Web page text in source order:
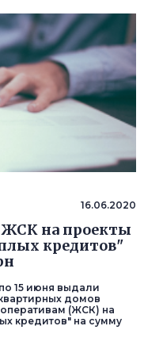
16.06.2020
на проекты
кредитов"
15 июня выдали
домов
(ЖСК) на
кредитов" на сумму